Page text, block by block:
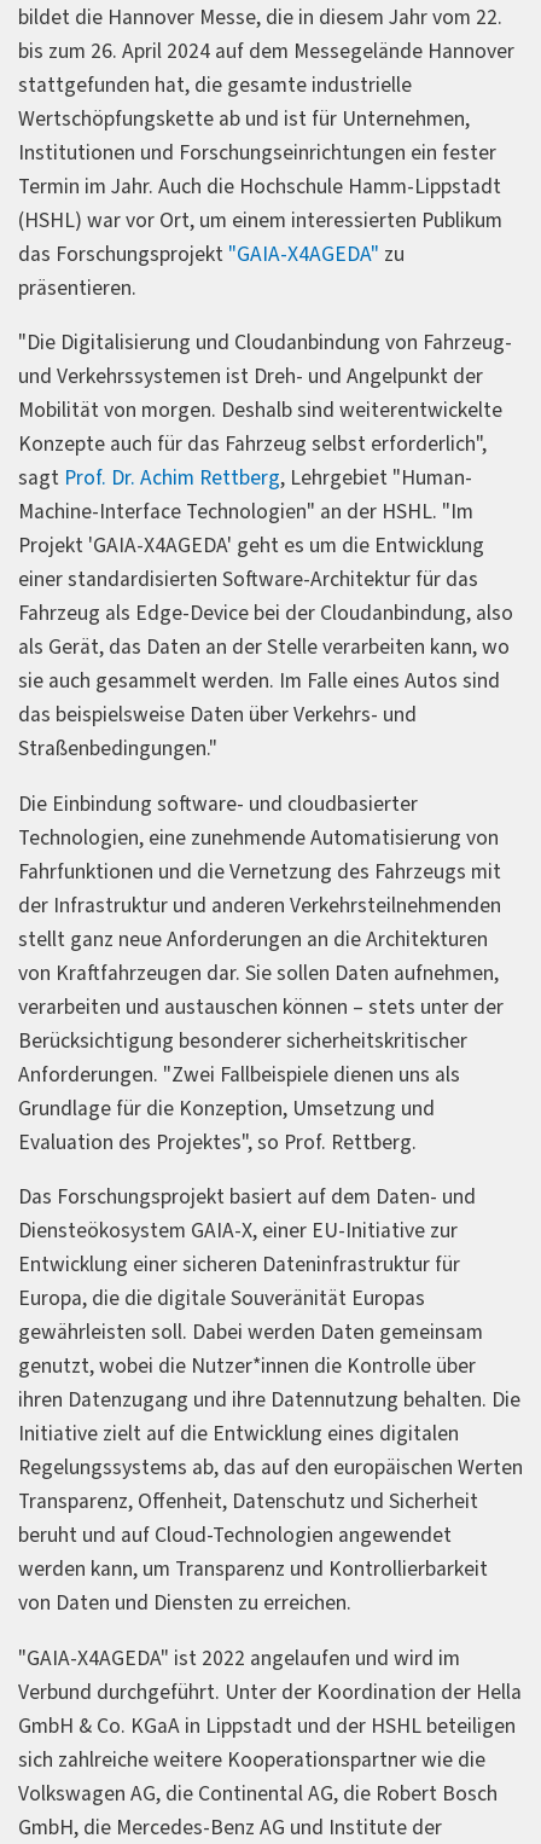
bildet die Hannover Messe, die in diesem Jahr vom 22.
bis zum 26. April 2024 auf dem Messegelände Hannover
stattgefunden hat, die gesamte industrielle
Wertschöpfungskette ab und ist für Unternehmen,
Institutionen und Forschungseinrichtungen ein fester
Termin im Jahr. Auch die Hochschule Hamm-Lippstadt
(HSHL) war vor Ort, um einem interessierten Publikum
das Forschungsprojekt "GAIA-X4AGEDA" zu
präsentieren.
"Die Digitalisierung und Cloudanbindung von Fahrzeug-
und Verkehrssystemen ist Dreh- und Angelpunkt der
Mobilität von morgen. Deshalb sind weiterentwickelte
Konzepte auch für das Fahrzeug selbst erforderlich",
sagt Prof. Dr. Achim Rettberg, Lehrgebiet "Human-
Machine-Interface Technologien" an der HSHL. "Im
Projekt 'GAIA-X4AGEDA' geht es um die Entwicklung
einer standardisierten Software-Architektur für das
Fahrzeug als Edge-Device bei der Cloudanbindung, also
als Gerät, das Daten an der Stelle verarbeiten kann, wo
sie auch gesammelt werden. Im Falle eines Autos sind
das beispielsweise Daten über Verkehrs- und
Straßenbedingungen."
Die Einbindung software- und cloudbasierter
Technologien, eine zunehmende Automatisierung von
Fahrfunktionen und die Vernetzung des Fahrzeugs mit
der Infrastruktur und anderen Verkehrsteilnehmenden
stellt ganz neue Anforderungen an die Architekturen
von Kraftfahrzeugen dar. Sie sollen Daten aufnehmen,
verarbeiten und austauschen können – stets unter der
Berücksichtigung besonderer sicherheitskritischer
Anforderungen. "Zwei Fallbeispiele dienen uns als
Grundlage für die Konzeption, Umsetzung und
Evaluation des Projektes", so Prof. Rettberg.
Das Forschungsprojekt basiert auf dem Daten- und
Diensteökosystem GAIA-X, einer EU-Initiative zur
Entwicklung einer sicheren Dateninfrastruktur für
Europa, die die digitale Souveränität Europas
gewährleisten soll. Dabei werden Daten gemeinsam
genutzt, wobei die Nutzer*innen die Kontrolle über
ihren Datenzugang und ihre Datennutzung behalten. Die
Initiative zielt auf die Entwicklung eines digitalen
Regelungssystems ab, das auf den europäischen Werten
Transparenz, Offenheit, Datenschutz und Sicherheit
beruht und auf Cloud-Technologien angewendet
werden kann, um Transparenz und Kontrollierbarkeit
von Daten und Diensten zu erreichen.
"GAIA-X4AGEDA" ist 2022 angelaufen und wird im
Verbund durchgeführt. Unter der Koordination der Hella
GmbH & Co. KGaA in Lippstadt und der HSHL beteiligen
sich zahlreiche weitere Kooperationspartner wie die
Volkswagen AG, die Continental AG, die Robert Bosch
GmbH, die Mercedes-Benz AG und Institute der